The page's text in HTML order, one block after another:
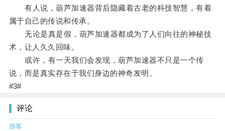
有人说，葫芦加速器背后隐藏着古老的科技智慧，有着
属于自己的传说和传承。
无论是真是假，葫芦加速器都成为了人们向往的神秘技
术，让人久久回味。
或许，有一天我们会发现，葫芦加速器不只是一个传
说，而是真实存在于我们身边的神奇发明。
#3#
评论
游客